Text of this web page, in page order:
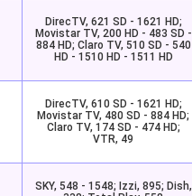
DirecTV, 621 SD - 1621 HD;
Movistar TV, 200 HD - 483 SD -
884 HD; Claro TV, 510 SD - 540
HD - 1510 HD - 1511 HD
DirecTV, 610 SD - 1621 HD;
Movistar TV, 480 SD - 884 HD;
Claro TV, 174 SD - 474 HD;
VTR, 49
SKY, 548 - 1548; Izzi, 895; Dish,